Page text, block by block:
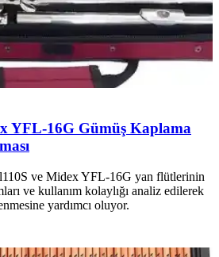
YFL-16G Gümüş Kaplama
ve Midex YFL-16G yan flütlerinin
ve kullanım kolaylığı analiz edilerek
yardımcı oluyor.